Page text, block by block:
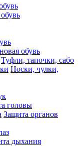
обувь
Туфли, тапочки, сабо
Носки, чулки,
головы
Защита органов
дыхания